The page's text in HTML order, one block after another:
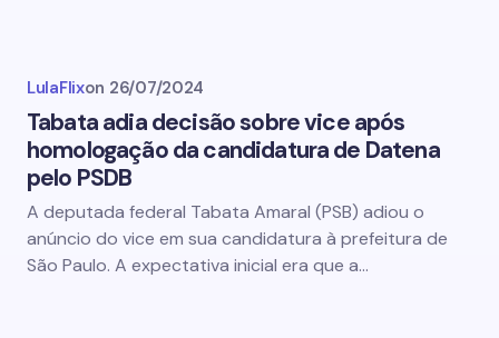
LulaFlixon 26/07/2024
Tabata adia decisão sobre vice após
homologação da candidatura de Datena
pelo PSDB
A deputada federal Tabata Amaral (PSB) adiou o
anúncio do vice em sua candidatura à prefeitura de
São Paulo. A expectativa inicial era que a…